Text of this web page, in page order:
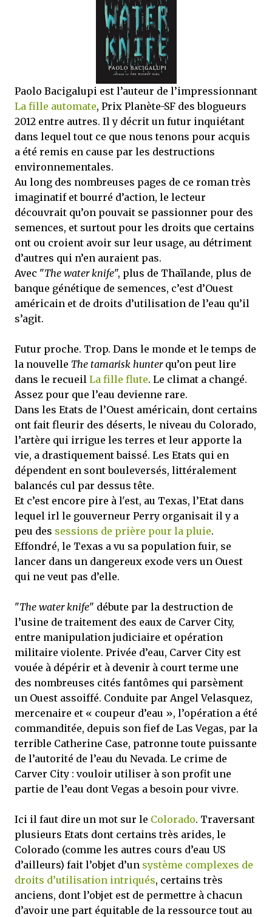
mettre sous tous les yeux. C'est cela...
Paolo Bacigalupi est l’auteur de l’impressionnant
La fille automate, Prix Planète-SF des blogueurs
2012 entre autres. Il y décrit un futur inquiétant
dans lequel tout ce que nous tenons pour acquis
a été remis en cause par les destructions
environnementales.
Au long des nombreuses pages de ce roman très
imaginatif et bourré d’action, le lecteur
découvrait qu’on pouvait se passionner pour des
semences, et surtout pour les droits que certains
ont ou croient avoir sur leur usage, au détriment
d’autres qui n’en auraient pas.
Avec "The water knife", plus de Thaïlande, plus de
banque génétique de semences, c’est d’Ouest
américain et de droits d’utilisation de l’eau qu’il
s’agit.
Futur proche. Trop. Dans le monde et le temps de
la nouvelle The tamarisk hunterqu’on peut lire
dans le recueil La fille flute. Le climat a changé.
Assez pour que l’eau devienne rare.
Dans les Etats de l’Ouest américain, dont certains
ont fait fleurir des déserts, le niveau du Colorado,
l’artère qui irrigue les terres et leur apporte la
vie, a drastiquement baissé. Les Etats qui en
dépendent en sont bouleversés, littéralement
balancés cul par dessus tête.
Et c’est encore pire à l'est, au Texas, l’Etat dans
lequel irl le gouverneur Perry organisait il y a
peu des sessions de prière pour la pluie.
Effondré, le Texas a vu sa population fuir, se
lancer dans un dangereux exode vers un Ouest
qui ne veut pas d’elle.
"The water knife" débute par la destruction de
l’usine de traitement des eaux de Carver City,
entre manipulation judiciaire et opération
militaire violente. Privée d’eau, Carver City est
vouée à dépérir et à devenir à court terme une
des nombreuses cités fantômes qui parsèment
un Ouest assoiffé. Conduite par Angel Velasquez,
mercenaire et « coupeur d’eau », l’opération a été
commanditée, depuis son fief de Las Vegas, par la
terrible Catherine Case, patronne toute puissante
de l’autorité de l’eau du Nevada. Le crime de
Carver City : vouloir utiliser à son profit une
partie de l’eau dont Vegas a besoin pour vivre.
Ici il faut dire un mot sur le Colorado. Traversant
plusieurs Etats dont certains très arides, le
Colorado (comme les autres cours d’eau US
d’ailleurs) fait l’objet d’un système complexes de
droits d’utilisation intriqués, certains très
anciens, dont l’objet est de permettre à chacun
d’avoir une part équitable de la ressource tout au